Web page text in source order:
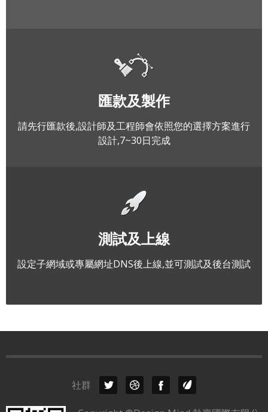
匯款及製作
請先行匯款後,設計師及工程師會依照您的選擇方案進行
設計,7~30日完成
測試及上線
設定子網域或專屬網址DNS後上線,並可測試及後台測試
社群